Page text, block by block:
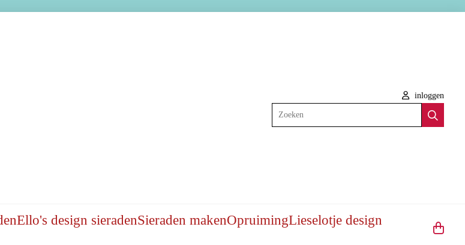
inloggen
Zoeken
Ello's design sieradenSieraden makenOpruimingLieselotje design